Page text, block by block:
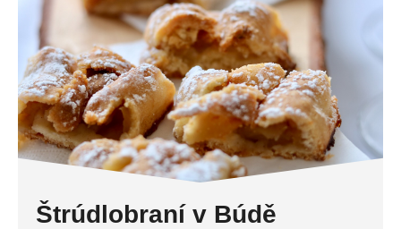
Štrúdlobraní v Búdě